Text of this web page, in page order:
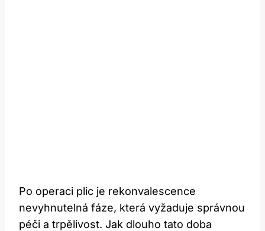
Po operaci plic je rekonvalescence
nevyhnutelná fáze, která vyžaduje správnou
péči a trpělivost. Jak dlouho tato doba